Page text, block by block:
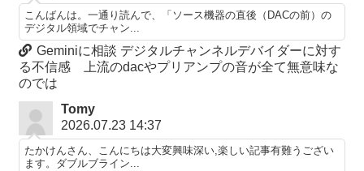
こんばんは。一通り読んで、「ソース機器の直後（DACの前）の
デジタル領域でチャン...
Geminiに相談 デジタルチャンネルデバイダーに対す
る不信感 上流のdacやプリアンプの音が全て無意味な
のでは
Tomy
2026.07.23 14:37
たかけんさん、こんにちは大変興味深い,楽しい記事有難うござい
ます。ダブルブライン...